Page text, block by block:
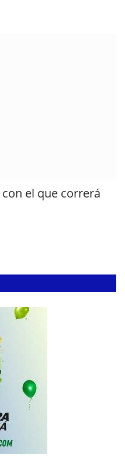
el que correrá